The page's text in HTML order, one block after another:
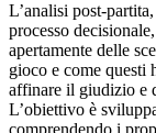
L’analisi post-
processo
apertamente delle
gioco e come questi
affinare il giudizio e
L’obiettivo è